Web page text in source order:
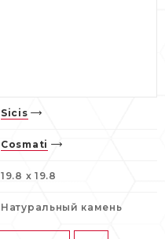
Sicis
Cosmati
19.8 x 19.8
Натуральный камень